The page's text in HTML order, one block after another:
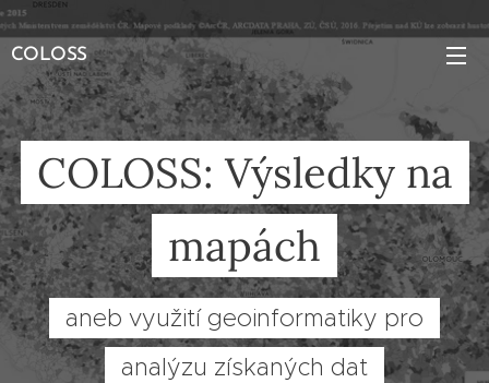
COLOSS
COLOSS: Výsledky na
mapách
aneb využití geoinformatiky pro
analýzu získaných dat